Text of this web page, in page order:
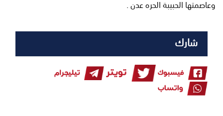
وعاصمتها الحبيبة الحره عدن .
شارك